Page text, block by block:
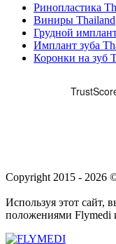
Ринопластика
Виниры Thailand
Грудной
Имплант зуба
Коронки на зуб
Copyright 2015 - 2026
Используя этот сайт,
положениями Flymedi